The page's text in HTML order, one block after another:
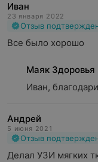
Иван
23 января 2022
Отзыв
Все было хорошо
Маяк Здоровья
Иван,
Андрей
5 июня 2021
Отзыв
Делал УЗИ мягких